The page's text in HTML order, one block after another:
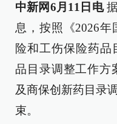
中新网6月11日电
息，按照《2026
险和工伤保险药品
品目录调整工作方
及商保创新药目录
束。